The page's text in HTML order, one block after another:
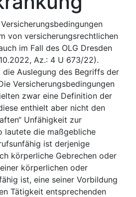
von versicherungsrechtlichen
im Fall des OLG Dresden
Az.: 4 U 673/22).
die Auslegung des Begriffs der
Versicherungsbedingungen
zwar eine Definition der
enthielt aber nicht den
Unfähigkeit zur
lautete die maßgebliche
ist derjenige
körperliche Gebrechen oder
körperlichen oder
ist, eine seiner Vorbildung
Tätigkeit entsprechenden